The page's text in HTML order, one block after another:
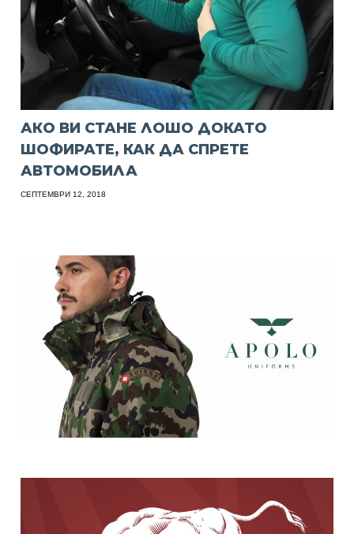
АКО ВИ СТАНЕ ЛОШО ДОКАТО
ШОФИРАТЕ, КАК ДА СПРЕТЕ
АВТОМОБИЛА
СЕПТЕМВРИ 12, 2018